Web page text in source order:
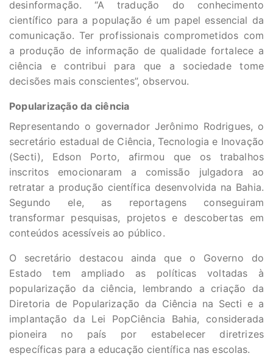
desinformação. “A tradução do conhecimento
científico para a população é um papel essencial da
comunicação. Ter profissionais comprometidos com
a produção de informação de qualidade fortalece a
ciência e contribui para que a sociedade tome
decisões mais conscientes”, observou.
Popularização da ciência
Representando o governador Jerônimo Rodrigues, o
secretário estadual de Ciência, Tecnologia e Inovação
(Secti), Edson Porto, afirmou que os trabalhos
inscritos emocionaram a comissão julgadora ao
retratar a produção científica desenvolvida na Bahia.
Segundo ele, as reportagens conseguiram
transformar pesquisas, projetos e descobertas em
conteúdos acessíveis ao público.
O secretário destacou ainda que o Governo do
Estado tem ampliado as políticas voltadas à
popularização da ciência, lembrando a criação da
Diretoria de Popularização da Ciência na Secti e a
implantação da Lei PopCiência Bahia, considerada
pioneira no país por estabelecer diretrizes
específicas para a educação científica nas escolas.